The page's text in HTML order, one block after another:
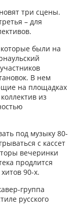
три сцены.
– для
были на
В нем
на площадках
из
под музыку 80-
с кассет
вечеринки
продлится
90-х.
группа
русского